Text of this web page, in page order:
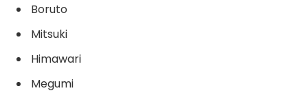
Boruto
Mitsuki
Himawari
Megumi